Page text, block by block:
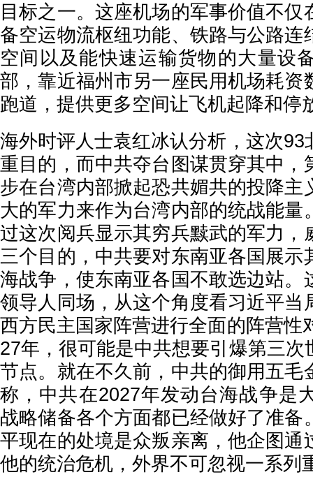
目标之一。这座机场的军事价值不仅
备空运物流枢纽功能、铁路与公路连
空间以及能快速运输货物的大量设
部，靠近福州市另一座民用机场耗资
跑道，提供更多空间让飞机起降和停
海外时评人士袁红冰认分析，这次93
重目的，而中共夺台图谋贯穿其中，
步在台湾内部掀起恐共媚共的投降主
大的军力来作为台湾内部的统战能量
过这次阅兵显示其穷兵黩武的军力，
三个目的，中共要对东南亚各国展示
海战争，使东南亚各国不敢选边站。
领导人同场，从这个角度看习近平当
西方民主国家阵营进行全面的阵营性
27年，很可能是中共想要引爆第三次
节点。就在不久前，中共的御用五毛
称，中共在2027年发动台海战争是
战略储备各个方面都已经做好了准备
平现在的处境是众叛亲离，他企图通
他的统治危机，外界不可忽视一系列